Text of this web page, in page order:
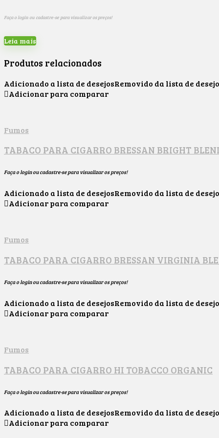
Faça o login ou cadastre-se para visualizar os preços!
Leia mais
Produtos relacionados
Adicionado a lista de desejosRemovido da lista de
Adicionar para comparar
Fumos
TABACO PARA CIGARRO BRESSAN BRIGHT
Faça o login ou cadastre-se para visualizar os preços!
Adicionado a lista de desejosRemovido da lista de
Adicionar para comparar
Fumos
TABACO PARA CIGARRO BRESSAN VIRGINIA
Faça o login ou cadastre-se para visualizar os preços!
Adicionado a lista de desejosRemovido da lista de
Adicionar para comparar
Fumos
TABACO PARA CIGARRO HI TOBACCO ORGANIC
Faça o login ou cadastre-se para visualizar os preços!
Adicionado a lista de desejosRemovido da lista de
Adicionar para comparar